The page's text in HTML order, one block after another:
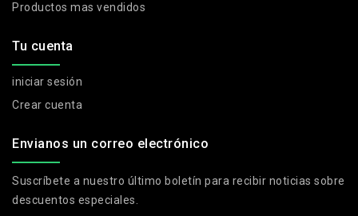
Productos mas vendidos
Tu cuenta
iniciar sesión
Crear cuenta
Envianos un correo electrónico
Suscríbete a nuestro último boletín para recibir noticias sobre
descuentos especiales.